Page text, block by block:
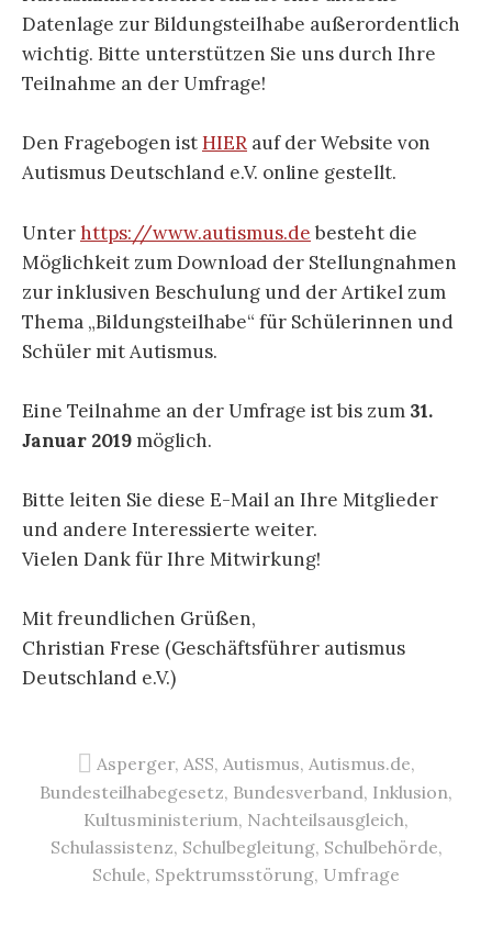
Datenlage zur Bildungsteilhabe außerordentlich
wichtig. Bitte unterstützen Sie uns durch Ihre
Teilnahme an der Umfrage!
Den Fragebogen istHIER auf der Website von
Autismus Deutschland e.V. online gestellt.
Unterhttps://www.autismus.de besteht die
Möglichkeit zum Download der Stellungnahmen
zur inklusiven Beschulung und der Artikel zum
Thema „Bildungsteilhabe“ für Schülerinnen und
Schüler mit Autismus.
Eine Teilnahme an der Umfrage ist bis zum 31.
Januar 2019 möglich.
Bitte leiten Sie diese E-Mail an Ihre Mitglieder
und andere Interessierte weiter.
Vielen Dank für Ihre Mitwirkung!
Mit freundlichen Grüßen,
Christian Frese (Geschäftsführer autismus
Deutschland e.V.)
Asperger, ASS, Autismus, Autismus.de,
Bundesteilhabegesetz, Bundesverband, Inklusion,
Kultusministerium, Nachteilsausgleich,
Schulassistenz, Schulbegleitung, Schulbehörde,
Schule, Spektrumsstörung, Umfrage